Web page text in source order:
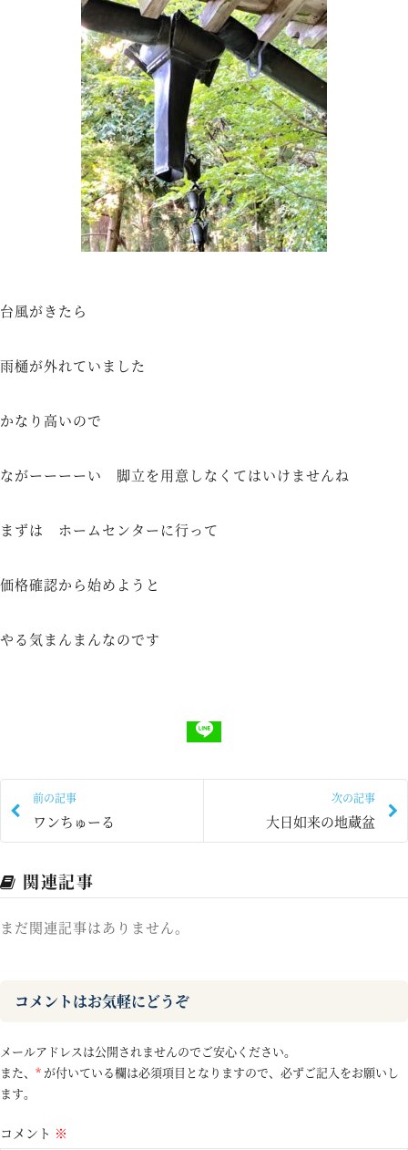
台風がきたら
雨樋が外れていました
かなり高いので
ながーーーーい 脚立を用意しなくてはいけませんね
まずは ホームセンターに行って
価格確認から始めようと
やる気まんまんなのです
前の記事
ワンちゅーる
次の記事
大日如来の地蔵盆
関連記事
まだ関連記事はありません。
コメントはお気軽にどうぞ
メールアドレスは公開されませんのでご安心ください。
また、 * が付いている欄は必須項目となりますので、必ずご記入をお願いし
ます。
コメント ※